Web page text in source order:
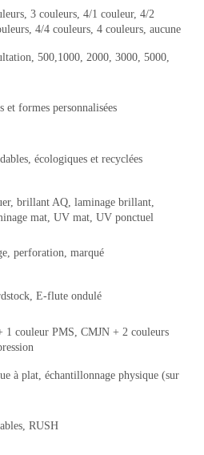
3 couleurs, 4/1 couleur, 4/2
4/4 couleurs, 4 couleurs, aucune
500,1000, 2000, 3000, 5000,
et formes personnalisées
écologiques et recyclées
brillant AQ, laminage brillant,
mat, UV mat, UV ponctuel
perforation, marqué
E-flute ondulé
1 couleur PMS, CMJN + 2 couleurs
à plat, échantillonnage physique (sur
RUSH